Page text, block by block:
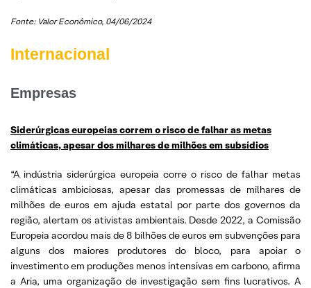
Fonte: Valor Econômico, 04/06/2024
Internacional
Empresas
Siderúrgicas europeias correm o risco de falhar as metas
climáticas, apesar dos milhares de milhões em subsídios
“A indústria siderúrgica europeia corre o risco de falhar metas
climáticas ambiciosas, apesar das promessas de milhares de
milhões de euros em ajuda estatal por parte dos governos da
região, alertam os ativistas ambientais. Desde 2022, a Comissão
Europeia acordou mais de 8 bilhões de euros em subvenções para
alguns dos maiores produtores do bloco, para apoiar o
investimento em produções menos intensivas em carbono, afirma
a Aria, uma organização de investigação sem fins lucrativos. A